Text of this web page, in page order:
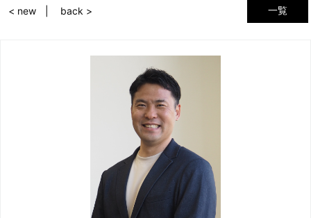
一覧
< new back >